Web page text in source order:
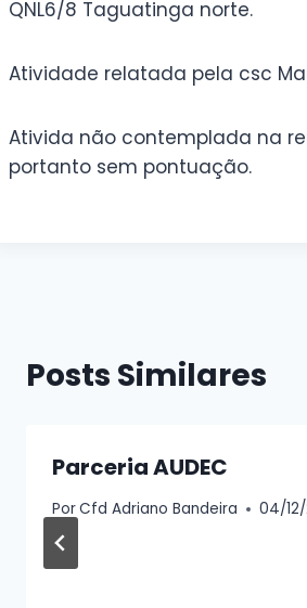
QNL6/8 Taguatinga norte.
Atividade relatada pela csc
Ativida não contemplada na
portanto sem pontuação.
Posts Similares
Parceria AUDEC
PorCfd Adriano Bandeira 04/